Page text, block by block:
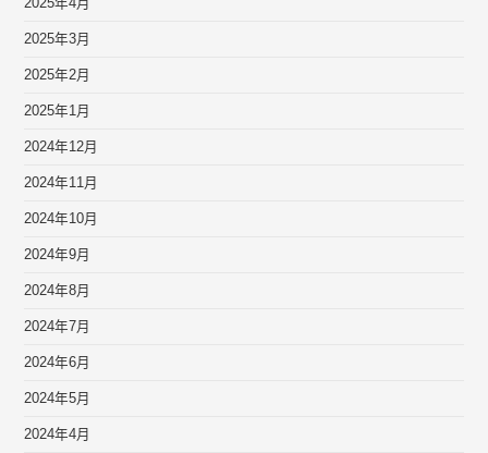
2025年4月
2025年3月
2025年2月
2025年1月
2024年12月
2024年11月
2024年10月
2024年9月
2024年8月
2024年7月
2024年6月
2024年5月
2024年4月